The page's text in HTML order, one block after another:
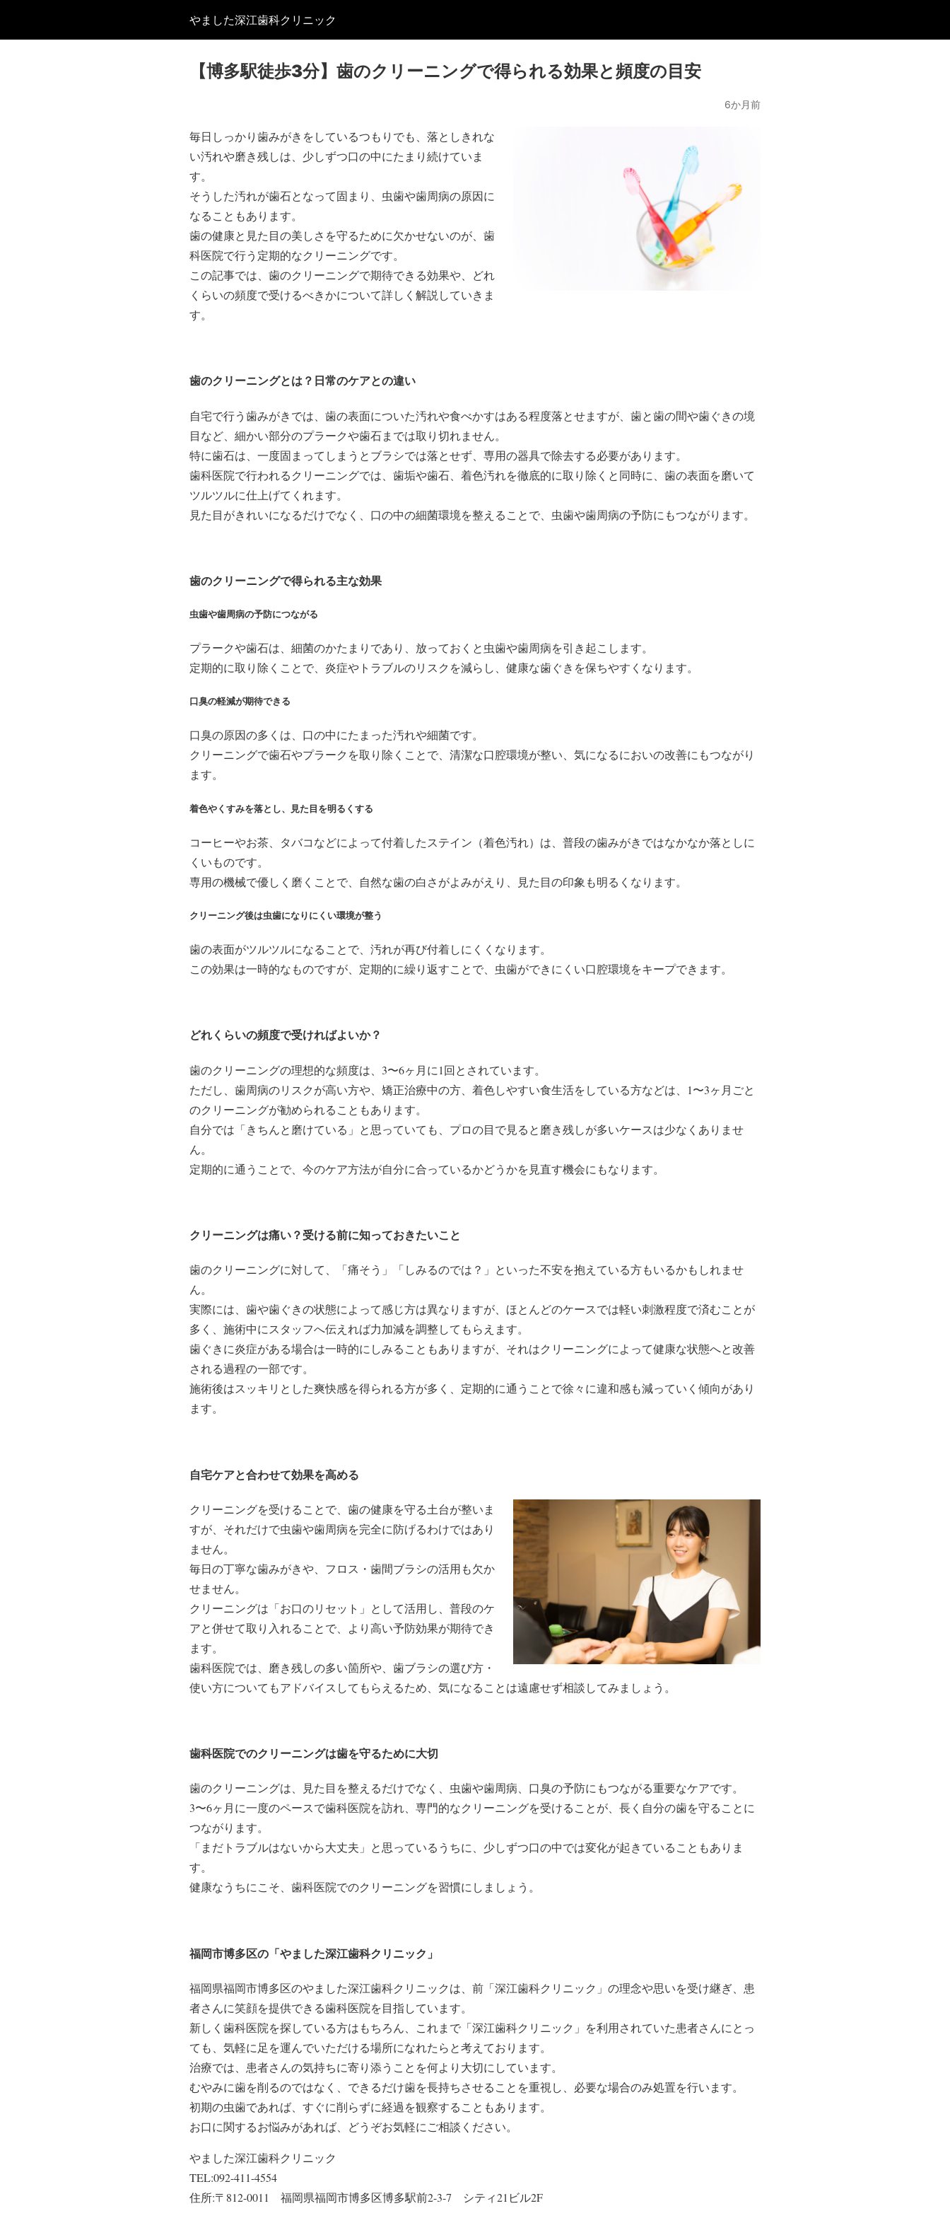
やました深江歯科クリニック
【博多駅徒歩3分】歯のクリーニングで得られる効果と頻度の目安
6か月前
毎日しっかり歯みがきをしているつもりでも、落としきれな
い汚れや磨き残しは、少しずつ口の中にたまり続けていま
す。
そうした汚れが歯石となって固まり、虫歯や歯周病の原因に
なることもあります。
歯の健康と見た目の美しさを守るために欠かせないのが、歯
科医院で行う定期的なクリーニングです。
この記事では、歯のクリーニングで期待できる効果や、どれ
くらいの頻度で受けるべきかについて詳しく解説していきま
す。
歯のクリーニングとは？日常のケアとの違い
自宅で行う歯みがきでは、歯の表面についた汚れや食べかすはある程度落とせますが、歯と歯の間や歯ぐきの境
目など、細かい部分のプラークや歯石までは取り切れません。
特に歯石は、一度固まってしまうとブラシでは落とせず、専用の器具で除去する必要があります。
歯科医院で行われるクリーニングでは、歯垢や歯石、着色汚れを徹底的に取り除くと同時に、歯の表面を磨いて
ツルツルに仕上げてくれます。
見た目がきれいになるだけでなく、口の中の細菌環境を整えることで、虫歯や歯周病の予防にもつながります。
歯のクリーニングで得られる主な効果
虫歯や歯周病の予防につながる
プラークや歯石は、細菌のかたまりであり、放っておくと虫歯や歯周病を引き起こします。
定期的に取り除くことで、炎症やトラブルのリスクを減らし、健康な歯ぐきを保ちやすくなります。
口臭の軽減が期待できる
口臭の原因の多くは、口の中にたまった汚れや細菌です。
クリーニングで歯石やプラークを取り除くことで、清潔な口腔環境が整い、気になるにおいの改善にもつながり
ます。
着色やくすみを落とし、見た目を明るくする
コーヒーやお茶、タバコなどによって付着したステイン（着色汚れ）は、普段の歯みがきではなかなか落としに
くいものです。
専用の機械で優しく磨くことで、自然な歯の白さがよみがえり、見た目の印象も明るくなります。
クリーニング後は虫歯になりにくい環境が整う
歯の表面がツルツルになることで、汚れが再び付着しにくくなります。
この効果は一時的なものですが、定期的に繰り返すことで、虫歯ができにくい口腔環境をキープできます。
どれくらいの頻度で受ければよいか？
歯のクリーニングの理想的な頻度は、3〜6ヶ月に1回とされています。
ただし、歯周病のリスクが高い方や、矯正治療中の方、着色しやすい食生活をしている方などは、1〜3ヶ月ごと
のクリーニングが勧められることもあります。
自分では「きちんと磨けている」と思っていても、プロの目で見ると磨き残しが多いケースは少なくありませ
ん。
定期的に通うことで、今のケア方法が自分に合っているかどうかを見直す機会にもなります。
クリーニングは痛い？受ける前に知っておきたいこと
歯のクリーニングに対して、「痛そう」「しみるのでは？」といった不安を抱えている方もいるかもしれませ
ん。
実際には、歯や歯ぐきの状態によって感じ方は異なりますが、ほとんどのケースでは軽い刺激程度で済むことが
多く、施術中にスタッフへ伝えれば力加減を調整してもらえます。
歯ぐきに炎症がある場合は一時的にしみることもありますが、それはクリーニングによって健康な状態へと改善
される過程の一部です。
施術後はスッキリとした爽快感を得られる方が多く、定期的に通うことで徐々に違和感も減っていく傾向があり
ます。
自宅ケアと合わせて効果を高める
クリーニングを受けることで、歯の健康を守る土台が整いま
すが、それだけで虫歯や歯周病を完全に防げるわけではあり
ません。
毎日の丁寧な歯みがきや、フロス・歯間ブラシの活用も欠か
せません。
クリーニングは「お口のリセット」として活用し、普段のケ
アと併せて取り入れることで、より高い予防効果が期待でき
ます。
歯科医院では、磨き残しの多い箇所や、歯ブラシの選び方・
使い方についてもアドバイスしてもらえるため、気になることは遠慮せず相談してみましょう。
歯科医院でのクリーニングは歯を守るために大切
歯のクリーニングは、見た目を整えるだけでなく、虫歯や歯周病、口臭の予防にもつながる重要なケアです。
3〜6ヶ月に一度のペースで歯科医院を訪れ、専門的なクリーニングを受けることが、長く自分の歯を守ることに
つながります。
「まだトラブルはないから大丈夫」と思っているうちに、少しずつ口の中では変化が起きていることもありま
す。
健康なうちにこそ、歯科医院でのクリーニングを習慣にしましょう。
福岡市博多区の「やました深江歯科クリニック」
福岡県福岡市博多区のやました深江歯科クリニックは、前「深江歯科クリニック」の理念や思いを受け継ぎ、患
者さんに笑顔を提供できる歯科医院を目指しています。
新しく歯科医院を探している方はもちろん、これまで「深江歯科クリニック」を利用されていた患者さんにとっ
ても、気軽に足を運んでいただける場所になれたらと考えております。
治療では、患者さんの気持ちに寄り添うことを何より大切にしています。
むやみに歯を削るのではなく、できるだけ歯を長持ちさせることを重視し、必要な場合のみ処置を行います。
初期の虫歯であれば、すぐに削らずに経過を観察することもあります。
お口に関するお悩みがあれば、どうぞお気軽にご相談ください。
やました深江歯科クリニック
TEL:092-411-4554
住所:〒812-0011 福岡県福岡市博多区博多駅前2-3-7 シティ21ビル2F